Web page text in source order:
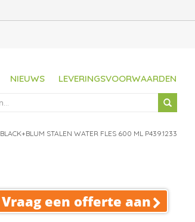
NIEUWS LEVERINGSVOORWAARDEN
BLACK+BLUM STALEN WATER FLES 600 ML P439.1233
Vraag een offerte aan